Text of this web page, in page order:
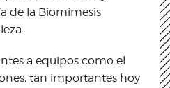
de la Biomímesis
a equipos como el
tan importantes hoy